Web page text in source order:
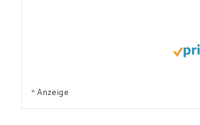
* Anzeige